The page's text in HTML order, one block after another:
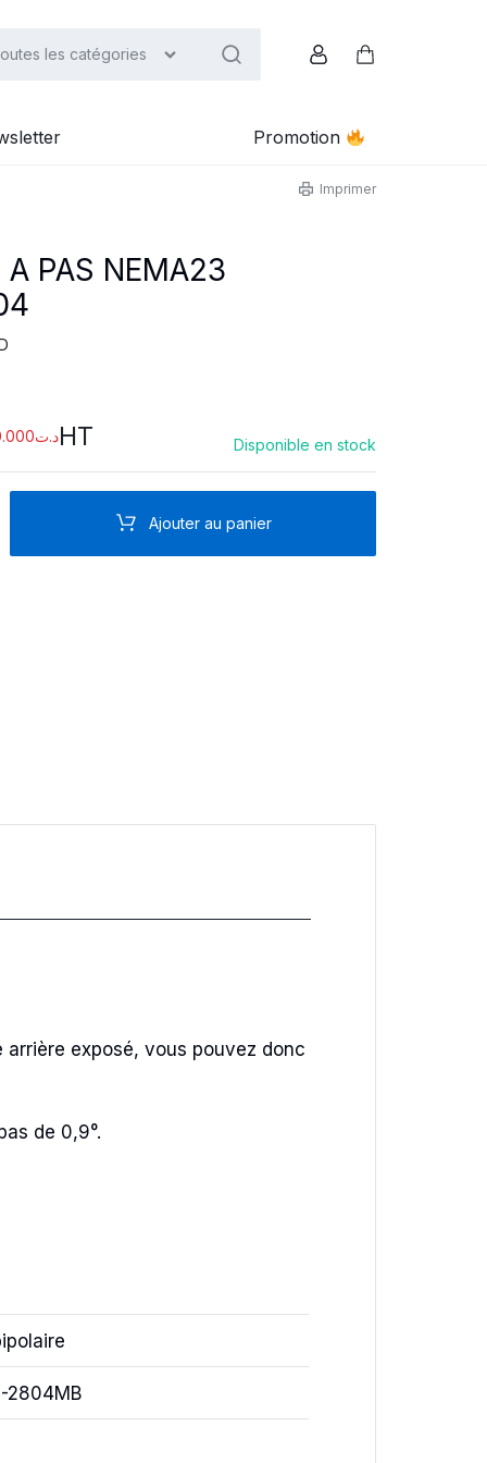
les catégories
Promotion
Imprimer
A PAS NEMA23
د.تHT Disponible en stock
Ajouter au panier
arrière exposé, vous pouvez donc
de 0,9°.
2804MB